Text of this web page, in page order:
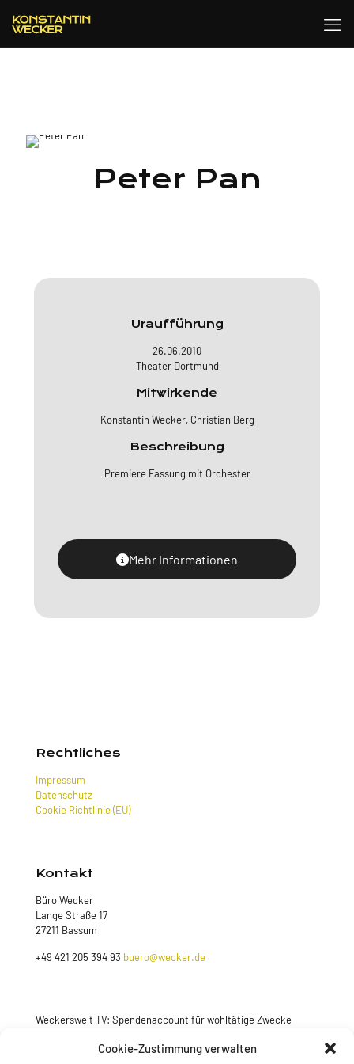
Cookie-Zustimmung verwalten
Peter Pan
Uraufführung
26.06.2010
Theater Dortmund
Mitwirkende
Konstantin Wecker, Christian Berg
Beschreibung
Premiere Fassung mit Orchester
Mehr Informationen
Rechtliches
Impressum
Datenschutz
Cookie Richtlinie (EU)
Kontakt
Büro Wecker
Lange Straße 17
27211 Bassum
+49 421 205 394 93 buero@wecker.de
Weckerswelt TV: Spendenaccount für wohltätige Zwecke
Jetzt spenden